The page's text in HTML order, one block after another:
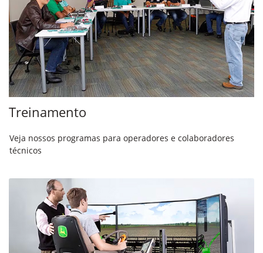
Treinamento
Veja nossos programas para operadores e colaboradores
técnicos